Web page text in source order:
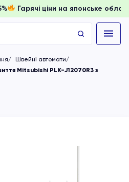
-15% Гарячі ціни на
Швейні автомати
Mitsubishi PLK-J12070R3 з